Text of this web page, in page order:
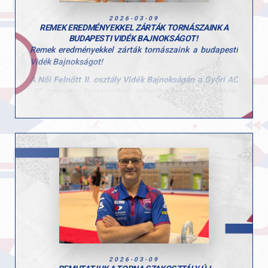
2026-03-09
REMEK EREDMÉNYEKKEL ZÁRTÁK TORNÁSZAINK A
BUDAPESTI VIDÉK BAJNOKSÁGOT!
Remek eredményekkel zárták tornászaink a budapesti
Vidék Bajnokságot!
A Női Felnőtt II. osztály Vidék Bajnokságána Győri AC
„A” csapata fantasztikus teljesítménnyel1. helyen
5. helyet szerezte meg
Csapatbajnok (GYAC „A”):
Tóth-Prépost Petra, Linnert Noémi Anna, Zsédely
Rozália, Feix Dorka
GYAC „B” csapat (5. hely):
Birinyi Bodza, Csonka-Rajky Elizabet, Tamásy Alexa,
Szilágyi-Janó Polli
Az egyéni összetett versenyben is több szép helyezés
Bronzérem: Tóth-Prépost Petra
5. Linnert Noémi Anna
9. Zsédely Rozália
2026-03-09